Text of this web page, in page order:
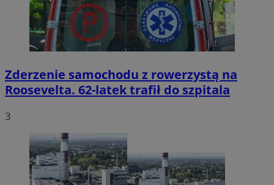
Zderzenie samochodu z rowerzystą na
Roosevelta. 62-latek trafił do szpitala
3